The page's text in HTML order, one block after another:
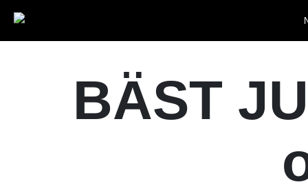
BÄST